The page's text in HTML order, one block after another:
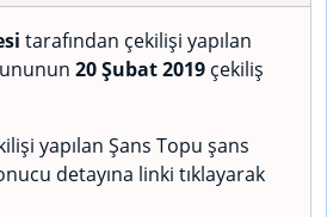
tarafından çekilişi yapılan
20 Şubat 2019 çekiliş
yapılan Şans Topu şans
detayına linki tıklayarak